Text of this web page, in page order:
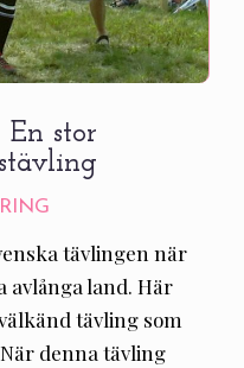
stor
tävlingen när
avlånga land. Här
tävling som
denna tävling